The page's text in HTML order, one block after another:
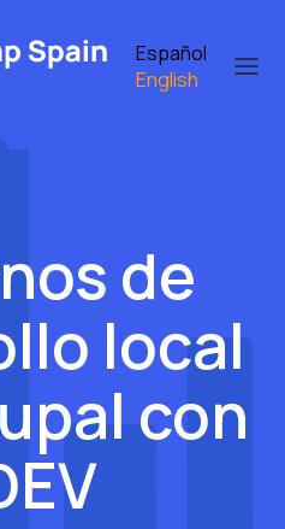
Español
English
de
local
con